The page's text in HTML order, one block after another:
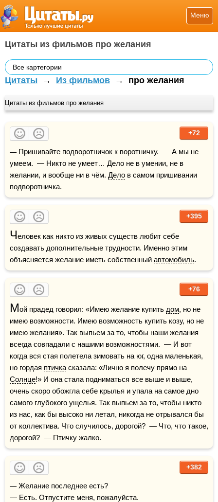
Меню
Цитаты из фильмов про желания
Все картегории
Цитаты → Из фильмов → про желания
Цитаты из фильмов про желания
+72
— Пришивайте подворотничок к воротничку.  — А мы не
умеем.  — Никто не умеет… Дело не в умении, не в
желании, и вообще ни в чём. Дело в самом пришивании
подворотничка.
+395
Человек как никто из живых существ любит себе
создавать дополнительные трудности. Именно этим
объясняется желание иметь собственный автомобиль.
+76
Мой прадед говорил: «Имею желание купить дом, но не
имею возможности. Имею возможность купить козу, но не
имею желания». Так выпьем за то, чтобы наши желания
всегда совпадали с нашими возможностями.  — И вот
когда вся стая полетела зимовать на юг, одна маленькая,
но гордая птичка
Солнце!» И она стала подниматься все выше и выше,
очень скоро обожгла себе крылья и упала на самое дно
самого глубокого ущелья. Так выпьем за то, чтобы никто
из нас, как бы высоко ни летал, никогда не отрывался бы
от коллектива. Что случилось, дорогой?  — Что, что такое,
дорогой?  — Птичку жалко.
+382
— Желание последнее есть?
— Есть. Отпустите меня, пожалуйста.